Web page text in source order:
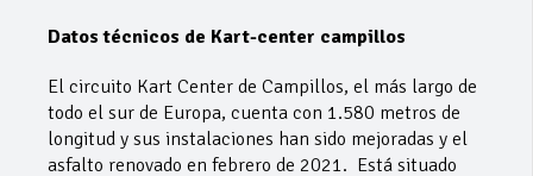
Datos técnicos de Kart-center campillos
El circuito Kart Center de Campillos, el más largo de
todo el sur de Europa, cuenta con 1.580 metros de
longitud y sus instalaciones han sido mejoradas y el
asfalto renovado en febrero de 2021. Está situado